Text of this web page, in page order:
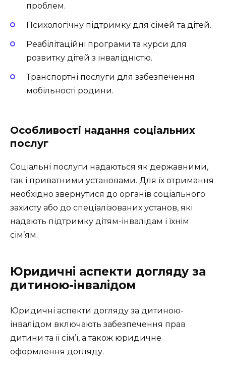
проблем.
Психологічну підтримку для сімей та дітей.
Реабілітаційні програми та курси для
розвитку дітей з інвалідністю.
Транспортні послуги для забезпечення
мобільності родини.
Особливості надання соціальних
послуг
Соціальні послуги надаються як державними,
так і приватними установами. Для їх отримання
необхідно звернутися до органів соціального
захисту або до спеціалізованих установ, які
надають підтримку дітям-інвалідам і їхнім
сім’ям.
Юридичні аспекти догляду за
дитиною-інвалідом
Юридичні аспекти догляду за дитиною-
інвалідом включають забезпечення прав
дитини та її сім’ї, а також юридичне
оформлення догляду.